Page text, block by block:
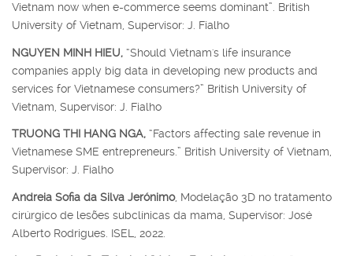
Vietnam now when e-commerce seems dominant”. British
University of Vietnam, Supervisor: J. Fialho
NGUYEN MINH HIEU, “Should Vietnam's life insurance
companies apply big data in developing new products and
services for Vietnamese consumers?” British University of
Vietnam, Supervisor: J. Fialho
TRUONG THI HANG NGA, “Factors affecting sale revenue in
Vietnamese SME entrepreneurs.” British University of Vietnam,
Supervisor: J. Fialho
Andreia Sofia da Silva Jerónimo, Modelação 3D no tratamento
cirúrgico de lesões subclínicas da mama, Supervisor: José
Alberto Rodrigues. ISEL, 2022.